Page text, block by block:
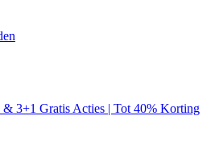
& 3+1 Gratis Acties | Tot 40% Korting